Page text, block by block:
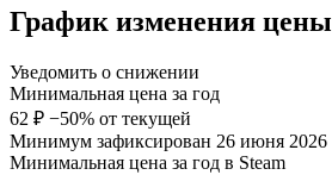
График изменения цены
Уведомить о снижении
Минимальная цена за год
62 ₽ −50% от текущей
Минимум зафиксирован 26 июня 2026
Минимальная цена за год в Steam